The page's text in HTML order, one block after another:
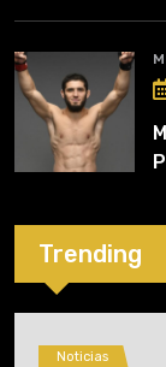
Trending
Noticias